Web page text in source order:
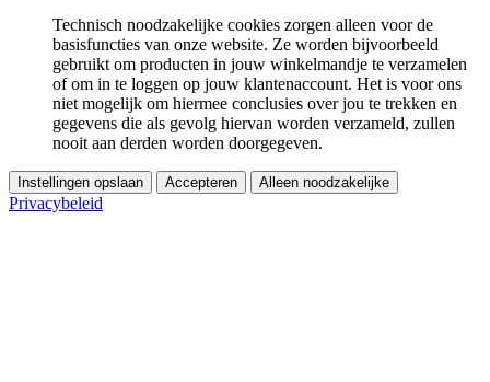
Technisch noodzakelijke cookies zorgen alleen voor de
basisfuncties van onze website. Ze worden bijvoorbeeld
gebruikt om producten in jouw winkelmandje te verzamelen
of om in te loggen op jouw klantenaccount. Het is voor ons
niet mogelijk om hiermee conclusies over jou te trekken en
gegevens die als gevolg hiervan worden verzameld, zullen
nooit aan derden worden doorgegeven.
Instellingen opslaan Accepteren Alleen noodzakelijke
Privacybeleid